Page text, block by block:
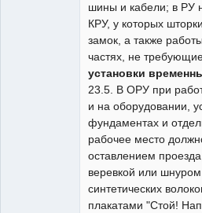
шины и кабели; в РУ
КРУ, у которых
замок, а также
частях, не
установки
23.5. В ОРУ при
и на оборудовании,
фундаментах и
рабочее место
оставлением
веревкой или
синтетических
плакатами "Стой!